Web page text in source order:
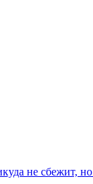
не сбежит,